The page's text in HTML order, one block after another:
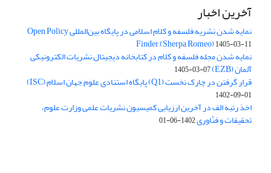
آخرین اخبار
نمایه شدن نشریه فلسفه و کلام اسلامی در پایگاه بین‌المللی Open Policy
Finder (Sherpa Romeo)1405-03-11
نمایه شدن مجله فلسفه و کلام در کتابخانه دیجیتال نشریات الکترونیکی
آلمان (EZB) 1405-03-07
قرار گرفتن در چارک نخست (Q1) پایگاه استنادی علوم جهان اسلام (ISC)
1402-09-01
اخذ رتبه الف در آخرین ارزیابی کمیسیون نشریات علمی وزارت علوم،
تحقیقات و فنّاوری1402-06-01